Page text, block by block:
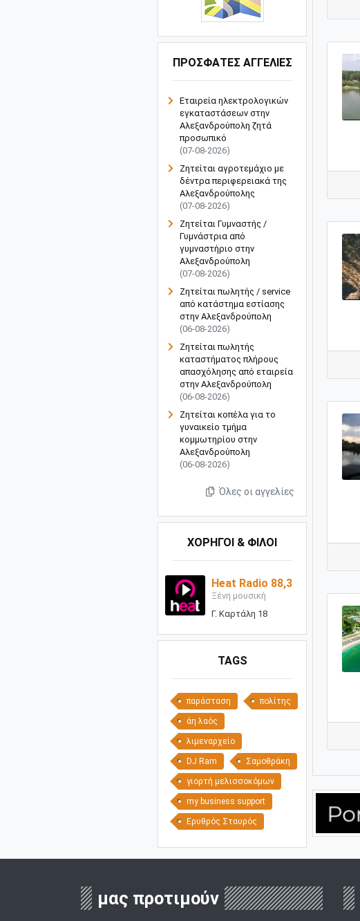
ΠΡΟΣΦΑΤΕΣ ΑΓΓΕΛΙΕΣ
Εταιρεία ηλεκτρολογικών
εγκαταστάσεων στην
Αλεξανδρούπολη ζητά
προσωπικό
(07-08-2026)
Ζητείται αγροτεμάχιο με
δέντρα περιφερειακά της
Αλεξανδρούπολης
(07-08-2026)
Ζητείται Γυμναστής /
Γυμνάστρια από
γυμναστήριο στην
Αλεξανδρούπολη
(07-08-2026)
Ζητείται πωλητής / service
από κατάστημα εστίασης
στην Αλεξανδρούπολη
(06-08-2026)
Ζητείται πωλητής
καταστήματος πλήρους
απασχόλησης από εταιρεία
στην Αλεξανδρούπολη
(06-08-2026)
Ζητείται κοπέλα για το
γυναικείο τμήμα
κομμωτηρίου στην
Αλεξανδρούπολη
(06-08-2026)
Όλες οι αγγελίες
ΧΟΡΗΓΟΙ & ΦΙΛΟΙ
Heat Radio 88,3
Ξένη μουσική
Γ. Καρτάλη 18
TAGS
παράσταση πολίτης
άη λαός
λιμεναρχείο
DJ Ram Σαμοθράκη
γιορτή μελισσοκόμων
my business support
Ερυθρός Σταυρός
μας προτιμούν